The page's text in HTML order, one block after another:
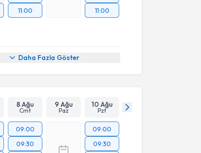
11:00
11:00
Daha Fazla Göster
8 Ağu
Cmt
9 Ağu
Paz
10 Ağu
Pzt
09:00
09:30
09:00
09:30